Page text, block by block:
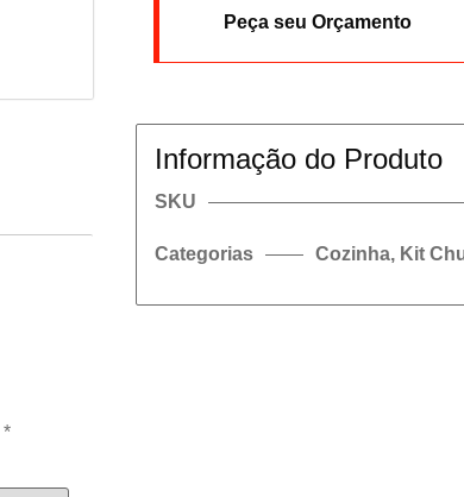
*
Peça seu Orçamento
Informação do Produto
SKU
Categorias Cozinha, Kit